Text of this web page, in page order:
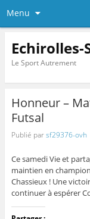
Menu
Echirolles-
Le Sport Autrement
Honneur –
Futsal
Publié parsf29376-ovh
Ce samedi Vie et
maintien en
Chassieux ! Une
continuer à espérer